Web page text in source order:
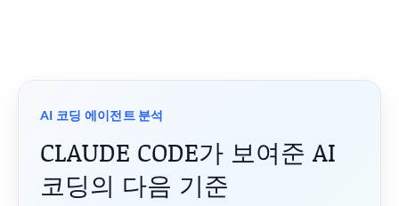
AI 코딩 에이전트 분석
CLAUDE CODE가 보여준 AI
코딩의 다음 기준